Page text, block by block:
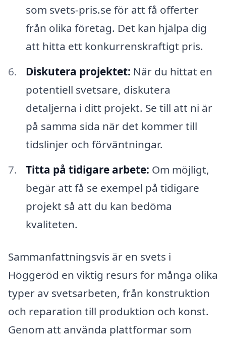
som svets-pris.se för att få offerter
från olika företag. Det kan hjälpa dig
att hitta ett konkurrenskraftigt pris.
Diskutera projektet: När du hittat en
potentiell svetsare, diskutera
detaljerna i ditt projekt. Se till att ni är
på samma sida när det kommer till
tidslinjer och förväntningar.
Titta på tidigare arbete: Om möjligt,
begär att få se exempel på tidigare
projekt så att du kan bedöma
kvaliteten.
Sammanfattningsvis är en svets i
Höggeröd en viktig resurs för många olika
typer av svetsarbeten, från konstruktion
och reparation till produktion och konst.
Genom att använda plattformar som